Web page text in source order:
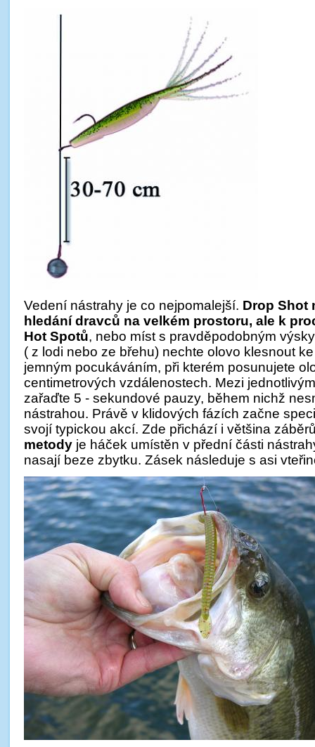
Vedení nástrahy je co nejpomalejší. Drop Shot
hledání dravců na velkém prostoru, ale k
Hot Spotů, nebo míst s pravděpodobným
( z lodi nebo ze břehu) nechte olovo klesnout
jemným pocukáváním, při kterém posunujete
centimetrových vzdálenostech. Mezi
zařaďte 5 - sekundové pauzy, během nichž
nástrahou. Právě v klidových fázích začne
svojí typickou akcí. Zde přichází i většina
metody je háček umístěn v přední části
nasají beze zbytku. Zásek následuje s asi